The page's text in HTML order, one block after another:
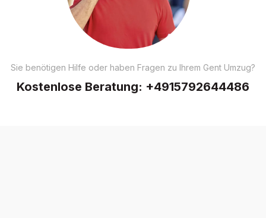
Sie benötigen Hilfe oder haben Fragen zu Ihrem Gent Umzug?
Kostenlose Beratung: +4915792644486